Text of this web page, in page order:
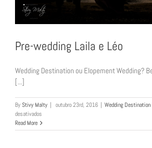
Pre-wedding Laila e Léo
Wedding Destination ou Elopement Wedding?
[...]
ByStivy Malty | outubro 23rd, 2016 | Wedding Destination
desativados
Pre-
wedding
Read More